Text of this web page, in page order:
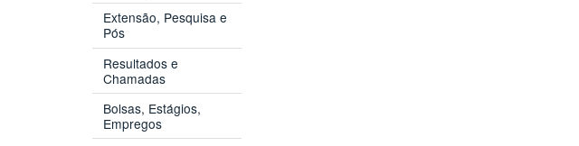
Extensão, Pesquisa e
Pós
Resultados e
Chamadas
Bolsas, Estágios,
Empregos